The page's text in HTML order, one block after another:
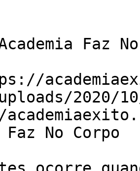
Faz
2020/
Faz No Corpo